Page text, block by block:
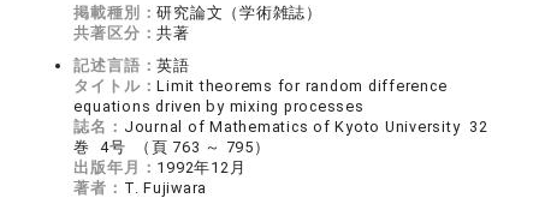
掲載種別：研究論文（学術雑誌）
共著区分：共著
記述言語：英語
タイトル：Limit theorems for random difference
equations driven by mixing processes
誌名： Journal of Mathematics of Kyoto University 32
巻 4号 （頁 763 ～ 795）
出版年月： 1992年12月
著者： T. Fujiwara